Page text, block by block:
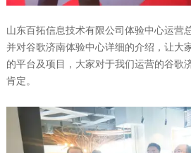
山东百拓信息技术有限公司体验中心运营
并对谷歌济南体验中心详细的介绍，让大
的平台及项目，大家对于我们运营的谷歌
肯定。